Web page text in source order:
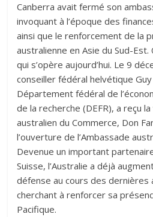
Canberra avait fermé son
invoquant à l’époque des
ainsi que le renforcement de la
australienne en Asie du Sud-
qui s’opère aujourd’hui. Le 9
conseiller fédéral helvétique
Département fédéral de
de la recherche (DEFR), a reçu
australien du Commerce, Don
l’ouverture de l’Ambassade
Devenue un important
Suisse, l’Australie a déjà
défense au cours des dernières
cherchant à renforcer sa
Pacifique.